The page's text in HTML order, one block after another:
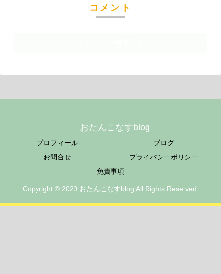
コメント
おたんこなすblog
プロフィール
ブログ
お問合せ
プライバシーポリシー
免責事項
Copyright © 2020 おたんこなすblog All Rights Reserved.